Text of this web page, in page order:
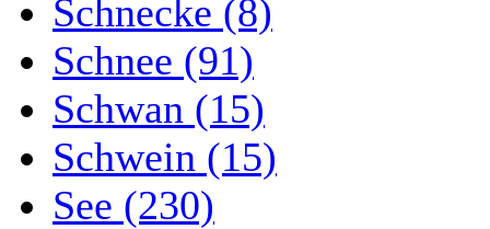
Schnecke (8)
Schnee (91)
Schwan (15)
Schwein (15)
See (230)